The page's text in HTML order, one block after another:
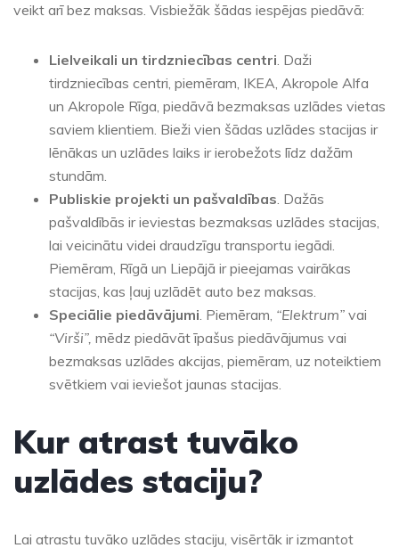
veikt arī bez maksas. Visbiežāk šādas iespējas piedāvā:
Lielveikali un tirdzniecības centri. Daži
tirdzniecības centri, piemēram, IKEA, Akropole Alfa
un Akropole Rīga, piedāvā bezmaksas uzlādes vietas
saviem klientiem. Bieži vien šādas uzlādes stacijas ir
lēnākas un uzlādes laiks ir ierobežots līdz dažām
stundām.
Publiskie projekti un pašvaldības. Dažās
pašvaldībās ir ieviestas bezmaksas uzlādes stacijas,
lai veicinātu videi draudzīgu transportu iegādi.
Piemēram, Rīgā un Liepājā ir pieejamas vairākas
stacijas, kas ļauj uzlādēt auto bez maksas.
Speciālie piedāvājumi. Piemēram, “Elektrum” vai
“Virši”, mēdz piedāvāt īpašus piedāvājumus vai
bezmaksas uzlādes akcijas, piemēram, uz noteiktiem
svētkiem vai ieviešot jaunas stacijas.
Kur atrast tuvāko
uzlādes staciju?
Lai atrastu tuvāko uzlādes staciju, visērtāk ir izmantot